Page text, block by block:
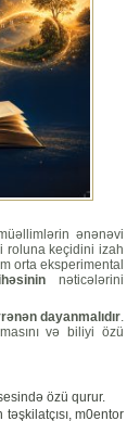
ənənəvi
roluna keçidini izah
orta eksperimental
nəticələrini
dayanmalıdır
və biliyi özü
özü qurur.
m0entor